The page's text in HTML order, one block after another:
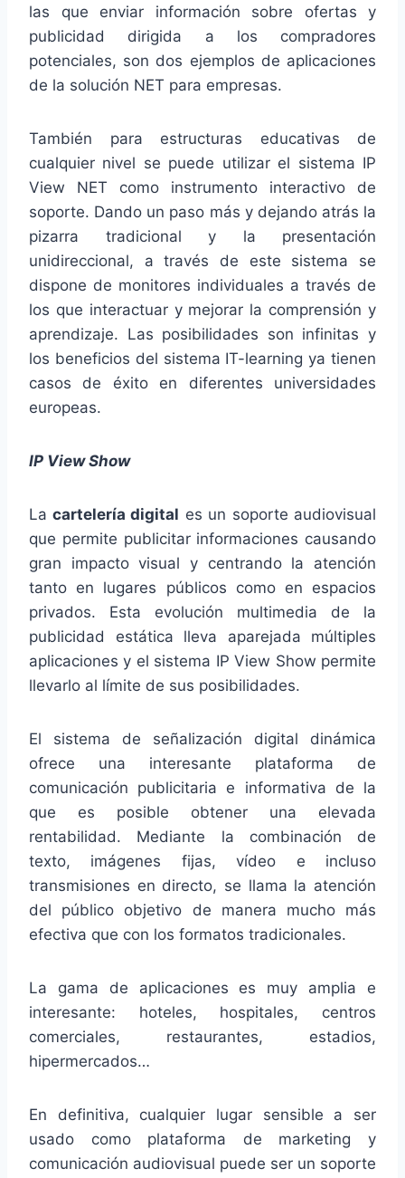
las que enviar información sobre ofertas y
publicidad dirigida a los compradores
potenciales, son dos ejemplos de aplicaciones
de la solución NET para empresas.
También para estructuras educativas de
cualquier nivel se puede utilizar el sistema IP
View NET como instrumento interactivo de
soporte. Dando un paso más y dejando atrás la
pizarra tradicional y la presentación
unidireccional, a través de este sistema se
dispone de monitores individuales a través de
los que interactuar y mejorar la comprensión y
aprendizaje. Las posibilidades son infinitas y
los beneficios del sistema IT-learning ya tienen
casos de éxito en diferentes universidades
europeas.
IP View Show
La cartelería digital es un soporte audiovisual
que permite publicitar informaciones causando
gran impacto visual y centrando la atención
tanto en lugares públicos como en espacios
privados. Esta evolución multimedia de la
publicidad estática lleva aparejada múltiples
aplicaciones y el sistema IP View Show permite
llevarlo al límite de sus posibilidades.
El sistema de señalización digital dinámica
ofrece una interesante plataforma de
comunicación publicitaria e informativa de la
que es posible obtener una elevada
rentabilidad. Mediante la combinación de
texto, imágenes fijas, vídeo e incluso
transmisiones en directo, se llama la atención
del público objetivo de manera mucho más
efectiva que con los formatos tradicionales.
La gama de aplicaciones es muy amplia e
interesante: hoteles, hospitales, centros
comerciales, restaurantes, estadios,
hipermercados…
En definitiva, cualquier lugar sensible a ser
usado como plataforma de marketing y
comunicación audiovisual puede ser un soporte